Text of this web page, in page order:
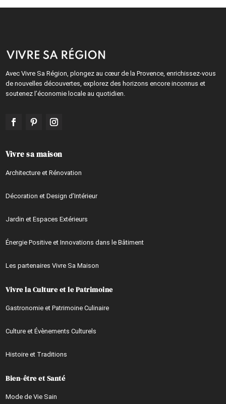
Avec Vivre Sa Région, plongez au cœur de la Provence, enrichissez-vous
de nouvelles découvertes, explorez des horizons encore inconnus et
soutenez l’économie locale au quotidien.
Vivre sa maison
Architecture et Rénovation
Décoration et Design d’Intérieur
Jardin et Espaces Extérieurs
Énergie Positive et Innovations dans le Bâtiment
Les partenaires Vivre Sa Maison
Vivre la Culture et le Patrimoine
Gastronomie et Patrimoine Culinaire
Culture et Évènements Culturels
Histoire et Traditions
Bien-être et Santé
Mode de Vie Sain